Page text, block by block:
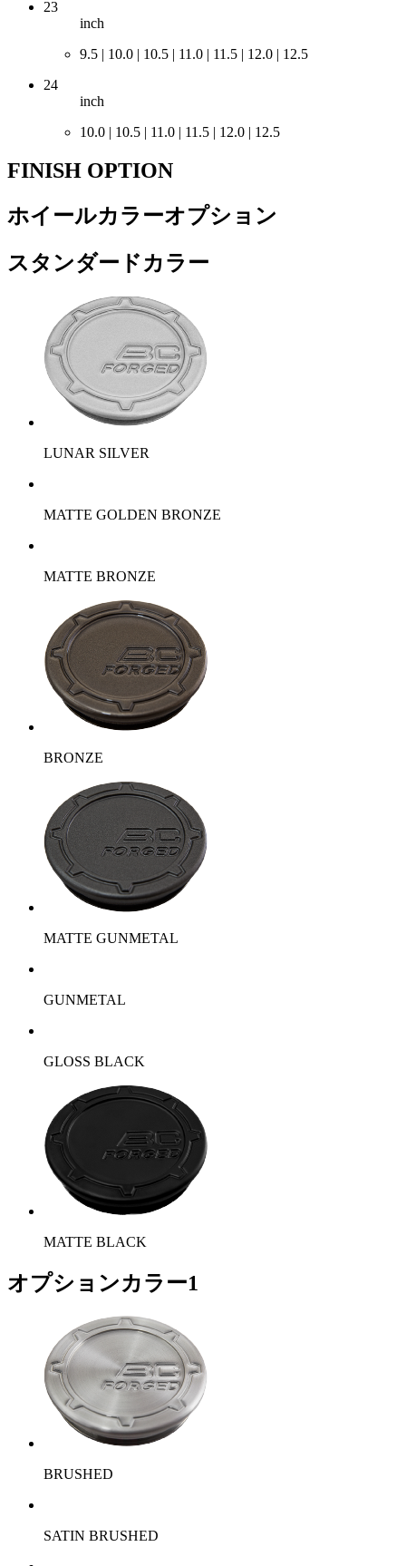
23
inch
9.5 | 10.0 | 10.5 | 11.0 | 11.5 | 12.0 | 12.5
24
inch
10.0 | 10.5 | 11.0 | 11.5 | 12.0 | 12.5
FINISH OPTION
ホイールカラーオプション
スタンダードカラー
LUNAR SILVER
MATTE GOLDEN BRONZE
MATTE BRONZE
BRONZE
MATTE GUNMETAL
GUNMETAL
GLOSS BLACK
MATTE BLACK
オプションカラー1
BRUSHED
SATIN BRUSHED